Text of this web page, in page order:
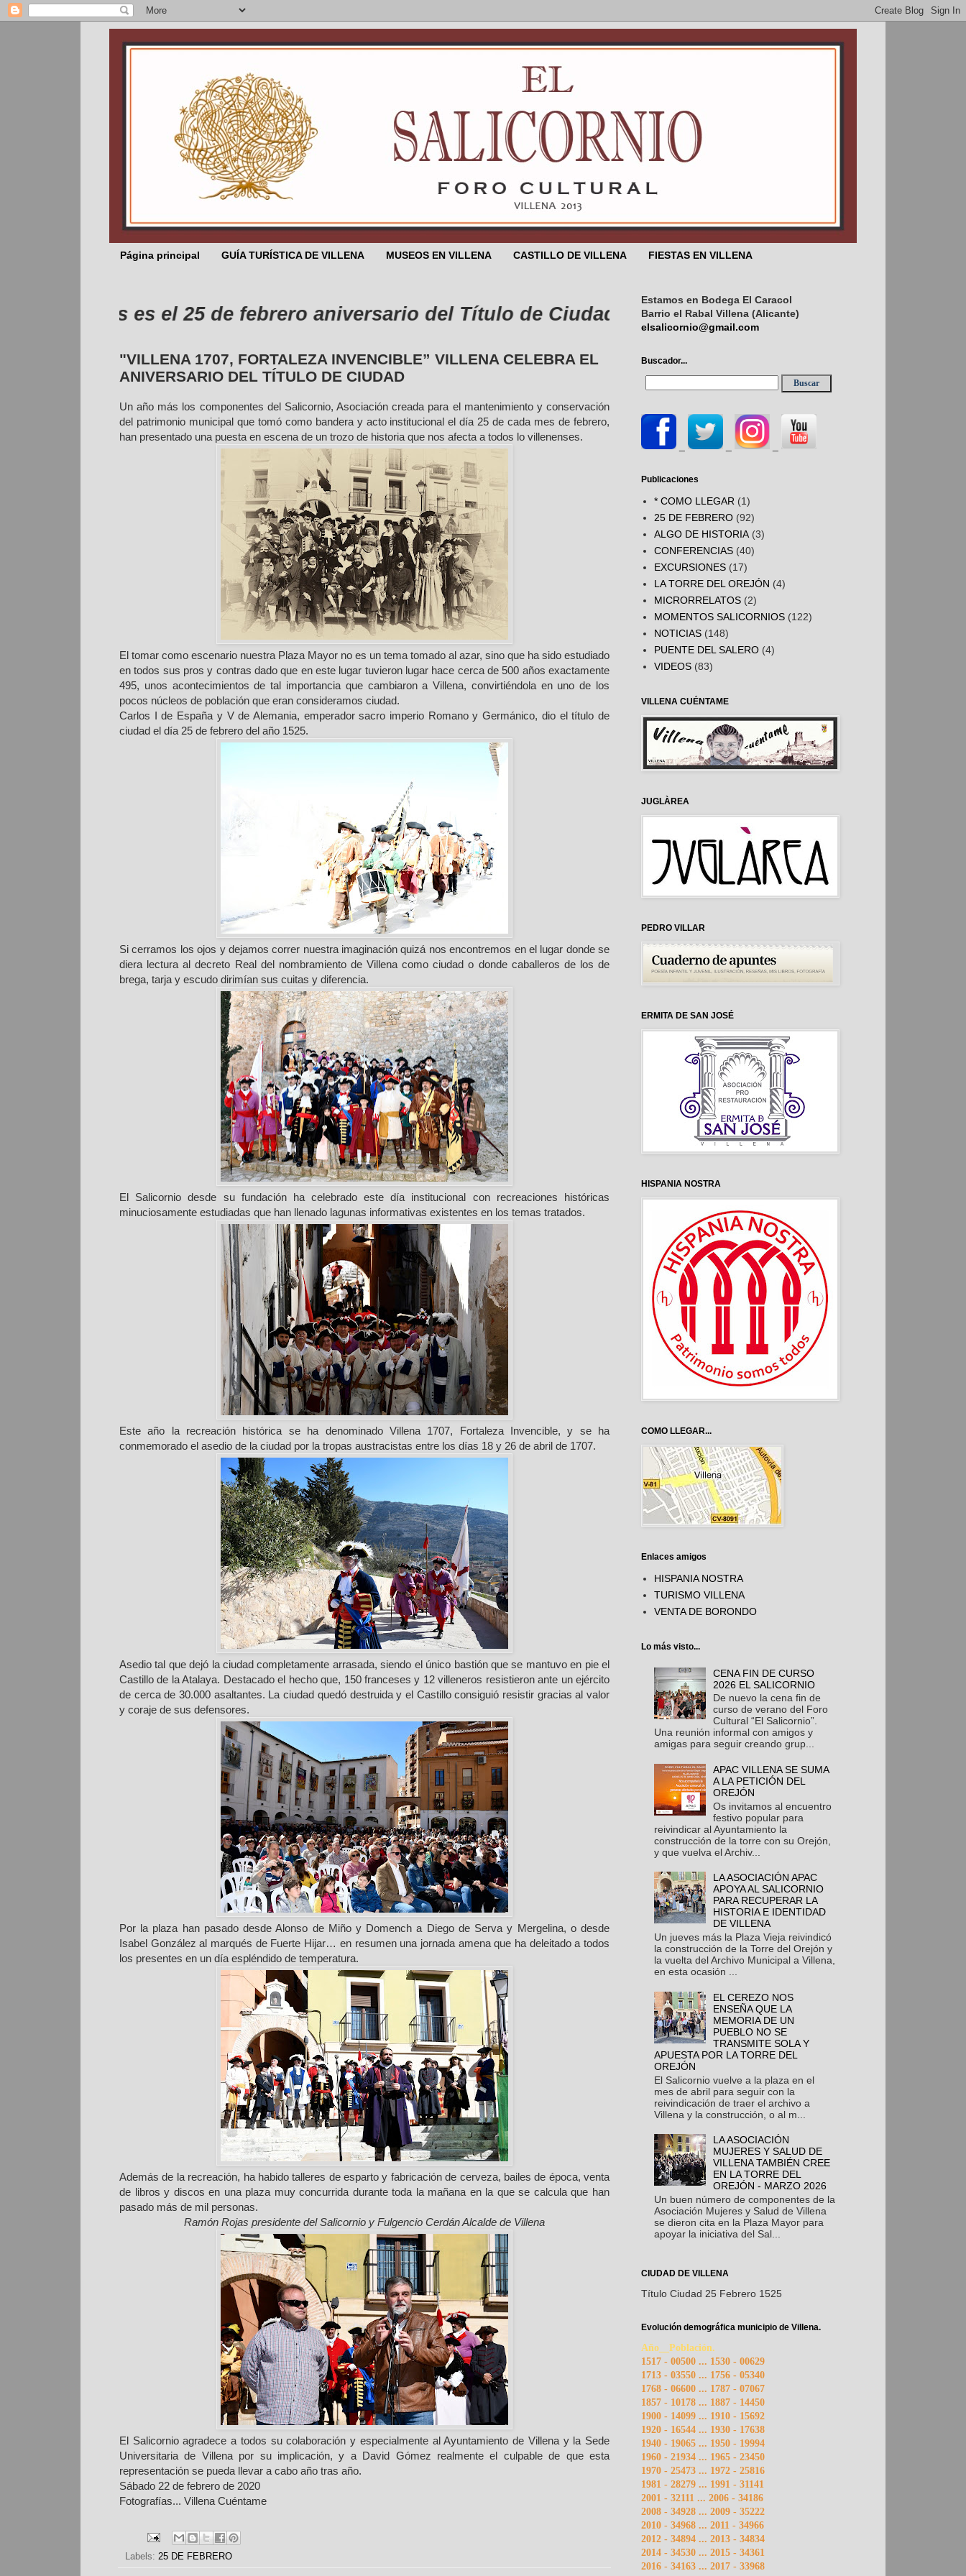
Página principal GUÍA TURÍSTICA DE VILLENA MUSEOS EN VILLENA CASTILLO DE VILLENA FIESTAS EN VILLENA
es el 25 de febrero aniversario del Título de Ciudad de Villena en el año 1525 ...
"VILLENA 1707, FORTALEZA INVENCIBLE” VILLENA CELEBRA EL
ANIVERSARIO DEL TÍTULO DE CIUDAD
Un año más los componentes del Salicornio, Asociación creada para el mantenimiento y conservación
del patrimonio municipal que tomó como bandera y acto institucional el día 25 de cada mes de febrero,
han presentado una puesta en escena de un trozo de historia que nos afecta a todos lo villenenses.
El tomar como escenario nuestra Plaza Mayor no es un tema tomado al azar, sino que ha sido estudiado
en todos sus pros y contras dado que en este lugar tuvieron lugar hace cerca de 500 años exactamente
495, unos acontecimientos de tal importancia que cambiaron a Villena, convirtiéndola en uno de los
pocos núcleos de población que eran consideramos ciudad.
Carlos I de España y V de Alemania, emperador sacro imperio Romano y Germánico, dio el título de
ciudad el día 25 de febrero del año 1525.
Si cerramos los ojos y dejamos correr nuestra imaginación quizá nos encontremos en el lugar donde se
diera lectura al decreto Real del nombramiento de Villena como ciudad o donde caballeros de los de
brega, tarja y escudo dirimían sus cuitas y diferencia.
El Salicornio desde su fundación ha celebrado este día institucional con recreaciones históricas
minuciosamente estudiadas que han llenado lagunas informativas existentes en los temas tratados.
Este año la recreación histórica se ha denominado Villena 1707, Fortaleza Invencible, y se ha
conmemorado el asedio de la ciudad por la tropas austracistas entre los días 18 y 26 de abril de 1707.
Asedio tal que dejó la ciudad completamente arrasada, siendo el único bastión que se mantuvo en pie el
Castillo de la Atalaya. Destacado el hecho que, 150 franceses y 12 villeneros resistieron ante un ejército
de cerca de 30.000 asaltantes. La ciudad quedó destruida y el Castillo consiguió resistir gracias al valor
y coraje de sus defensores.
Por la plaza han pasado desde Alonso de Miño y Domench a Diego de Serva y Mergelina, o desde
Isabel González al marqués de Fuerte Hijar… en resumen una jornada amena que ha deleitado a todos
los presentes en un día espléndido de temperatura.
Además de la recreación, ha habido talleres de esparto y fabricación de cerveza, bailes de época, venta
de libros y discos en una plaza muy concurrida durante toda la mañana en la que se calcula que han
pasado más de mil personas.
Ramón Rojas presidente del Salicornio y Fulgencio Cerdán Alcalde de Villena
El Salicornio agradece a todos su colaboración y especialmente al Ayuntamiento de Villena y la Sede
Universitaria de Villena por su implicación, y a David Gómez realmente el culpable de que esta
representación se pueda llevar a cabo año tras año.
Sábado 22 de febrero de 2020
Fotografías... Villena Cuéntame
Labels: 25 DE FEBRERO
Estamos en Bodega El Caracol
Barrio el Rabal Villena (Alicante)
elsalicornio@gmail.com
Buscador...
Publicaciones
* COMO LLEGAR (1)
25 DE FEBRERO (92)
ALGO DE HISTORIA (3)
CONFERENCIAS (40)
EXCURSIONES (17)
LA TORRE DEL OREJÓN (4)
MICRORRELATOS (2)
MOMENTOS SALICORNIOS (122)
NOTICIAS (148)
PUENTE DEL SALERO (4)
VIDEOS (83)
VILLENA CUÉNTAME
JUGLÀREA
PEDRO VILLAR
ERMITA DE SAN JOSÉ
HISPANIA NOSTRA
COMO LLEGAR...
Enlaces amigos
HISPANIA NOSTRA
TURISMO VILLENA
VENTA DE BORONDO
Lo más visto...
CENA FIN DE CURSO
2026 EL SALICORNIO
De nuevo la cena fin de
curso de verano del Foro
Cultural “El Salicornio”.
Una reunión informal con amigos y
amigas para seguir creando grup...
APAC VILLENA SE SUMA
A LA PETICIÓN DEL
OREJÓN
Os invitamos al encuentro
festivo popular para
reivindicar al Ayuntamiento la
construcción de la torre con su Orejón,
y que vuelva el Archiv...
LA ASOCIACIÓN APAC
APOYA AL SALICORNIO
PARA RECUPERAR LA
HISTORIA E IDENTIDAD
DE VILLENA
Un jueves más la Plaza Vieja reivindicó
la construcción de la Torre del Orejón y
la vuelta del Archivo Municipal a Villena,
en esta ocasión ...
EL CEREZO NOS
ENSEÑA QUE LA
MEMORIA DE UN
PUEBLO NO SE
TRANSMITE SOLA Y
APUESTA POR LA TORRE DEL
OREJÓN
El Salicornio vuelve a la plaza en el
mes de abril para seguir con la
reivindicación de traer el archivo a
Villena y la construcción, o al m...
LA ASOCIACIÓN
MUJERES Y SALUD DE
VILLENA TAMBIÉN CREE
EN LA TORRE DEL
OREJÓN - MARZO 2026
Un buen número de componentes de la
Asociación Mujeres y Salud de Villena
se dieron cita en la Plaza Mayor para
apoyar la iniciativa del Sal...
CIUDAD DE VILLENA
Título Ciudad 25 Febrero 1525
Evolución demográfica municipio de Villena.
Año__Población.
1517 - 00500 ... 1530 - 00629
1713 - 03550 ... 1756 - 05340
1768 - 06600 ... 1787 - 07067
1857 - 10178 ... 1887 - 14450
1900 - 14099 ... 1910 - 15692
1920 - 16544 ... 1930 - 17638
1940 - 19065 ... 1950 - 19994
1960 - 21934 ... 1965 - 23450
1970 - 25473 ... 1972 - 25816
1981 - 28279 ... 1991 - 31141
2001 - 32111 ... 2006 - 34186
2008 - 34928 ... 2009 - 35222
2010 - 34968 ... 2011 - 34966
2012 - 34894 ... 2013 - 34834
2014 - 34530 ... 2015 - 34361
2016 - 34163 ... 2017 - 33968